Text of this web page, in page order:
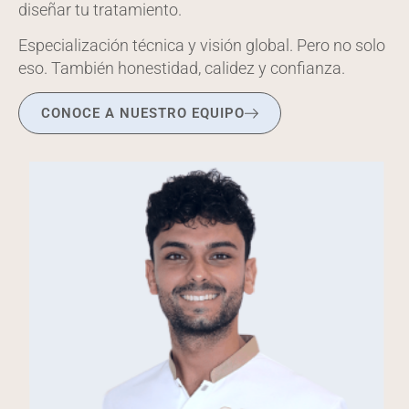
diseñar tu tratamiento.
Especialización técnica y visión global. Pero no solo
eso. También honestidad, calidez y confianza.
CONOCE A NUESTRO EQUIPO